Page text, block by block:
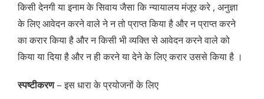
किसी देनगी या इनाम के सिवाय जैसा कि न्यायालय मंजूर करे , अनुज्ञा
के लिए आवेदन करने वाले ने न तो प्राप्त किया है और न प्राप्त करने
का करार किया है और न किसी भी व्यक्ति से आवेदन करने वाले को
किया या दिया है और न ही करने या देने के लिए करार उससे किया है ।
स्पष्टीकरण– इस धारा के प्रयोजनों के लिए